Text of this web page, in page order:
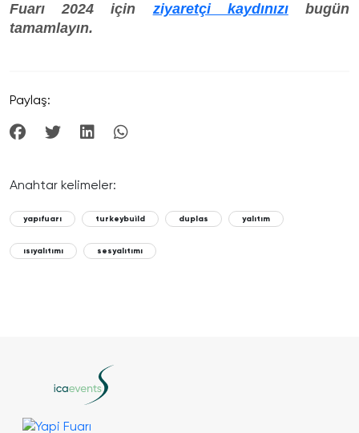
Fuarı 2024 için ziyaretçi kaydınızıbugün
tamamlayın.
Paylaş:
Anahtar kelimeler:
yapıfuarı turkeybuild duplas yalıtım
ısıyalıtımı sesyalıtımı